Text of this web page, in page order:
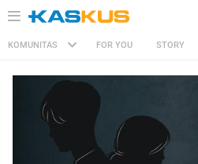
KOMUNITAS FOR YOU STORY